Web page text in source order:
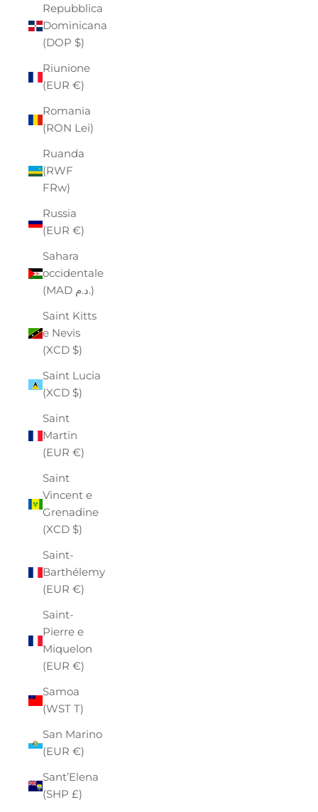
Repubblica
Dominicana
(DOP $)
Riunione
(EUR €)
Romania
(RON Lei)
Ruanda
(RWF
FRw)
Russia
(EUR €)
Sahara
occidentale
(MAD د.م.)
Saint Kitts
e Nevis
(XCD $)
Saint Lucia
(XCD $)
Saint
Martin
(EUR €)
Saint
Vincent e
Grenadine
(XCD $)
Saint-
Barthélemy
(EUR €)
Saint-
Pierre e
Miquelon
(EUR €)
Samoa
(WST T)
San Marino
(EUR €)
Sant’Elena
(SHP £)